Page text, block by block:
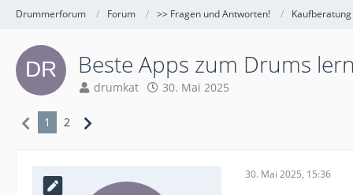
Drummerforum Forum >> Fragen und Antworten! Kaufberatung
Beste Apps zum Drums
drumkat 30. Mai 2025
1 2
30. Mai 2025, 15:36